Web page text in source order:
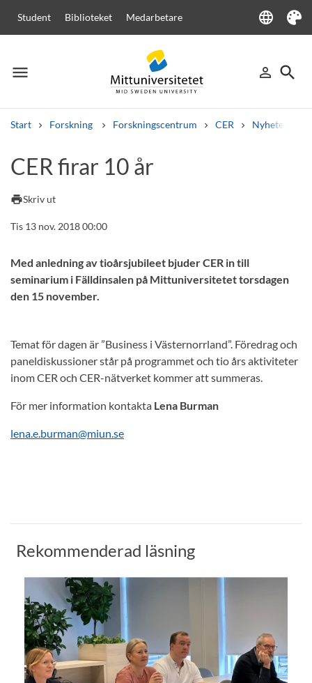
Student Biblioteket Medarbetare language
Language
Tema
menu
Meny person_outline
Logga in
search
Sök
Start Forskning Forskningscentrum CER Nyheter från
Andra söktjänster
Kurser och program
CER firar 10 år
printSkriv ut
Tis 13 nov. 2018 00:00
Med anledning av tioårsjubileet bjuder CER in till
seminarium i Fälldinsalen på Mittuniversitetet torsdagen
den 15 november.
Temat för dagen är ”Business i Västernorrland”. Föredrag och
paneldiskussioner står på programmet och tio års aktiviteter
inom CER och CER-nätverket kommer att summeras.
För mer information kontakta Lena Burman
lena.e.burman@miun.se
Rekommenderad läsning